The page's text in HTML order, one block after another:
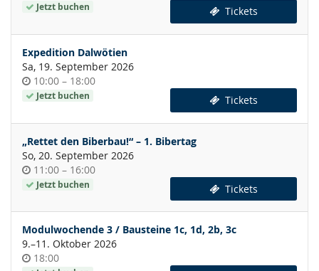
Jetzt buchen Tickets
Expedition Dalwötien
Sa, 19. September 2026
Uhrzeit
10:00 –bis
18:00
Jetzt buchen Tickets
„Rettet den Biberbau!“ – 1. Bibertag
So, 20. September 2026
Uhrzeit
11:00 –bis
16:00
Jetzt buchen Tickets
Modulwochende 3 / Bausteine 1c, 1d, 2b, 3c
9.–bis
11. Oktober 2026
Uhrzeit
18:00